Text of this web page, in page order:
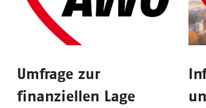
Umfrage zur
finanziellen Lage